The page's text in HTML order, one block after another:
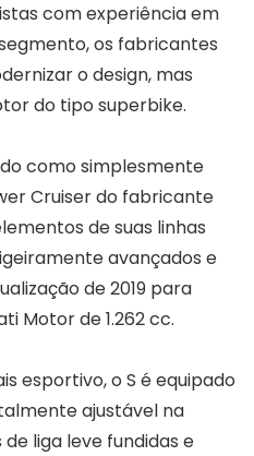
com experiência em
os fabricantes
o design, mas
do tipo superbike.
como simplesmente
Cruiser do fabricante
de suas linhas
avançados e
de 2019 para
Motor de 1.262 cc.
esportivo, o S é equipado
ajustável na
liga leve fundidas e